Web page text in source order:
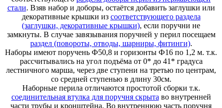
стали. Взяв набор и доборы, остаётся добавить заглушки или
декоративные крышки из соответствующего раздела
(заглушки, декоративные крышки), если поручни не
замкнуты. В случае завязывания поручней у перил посещаем
раздел (повороты, отводы, шарниры, фитинги).
Наборы имеют поручень Ф50,8 и горизонты Ф16 по 1,2 м. т.к.
рассчитывались на угол подъёма от 0* до 41* градуса
лестничного марша, через две ступени на третью по центрам,
со средней ступенью в длину 30см.
Наборные перила отличаются простотой сборки т.к.
соединительная втулка для поручня скрыта во внутренней
части трубы и кронштейна. Во внутреннюю часть поручня